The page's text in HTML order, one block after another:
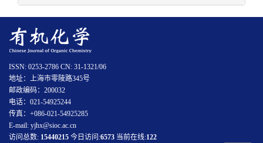
ISSN: 0253-2786 CN: 31-1321/06
地址：上海市零陵路345号
邮政编码：200032
电话：021-54925244
传真：+086-021-54925285
E-mail: yjhx@sioc.ac.cn
访问总数: 15440215 今日访问:6573 当前在线:122